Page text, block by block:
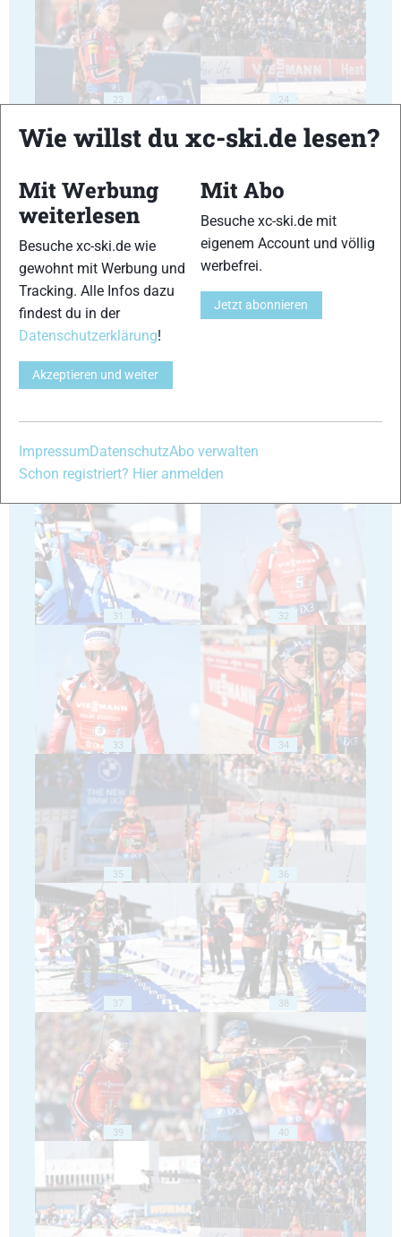
23 24
26
31 32
33 34
35 36
37 38
39 40
Wie willst du xc-ski.de lesen?
Mit Werbung
weiterlesen
Besuche xc-ski.de wie
gewohnt mit Werbung und
Tracking. Alle Infos dazu
findest du in der
Datenschutzerklärung!
Akzeptieren und weiter
Mit Abo
Besuche xc-ski.de mit
eigenem Account und völlig
werbefrei.
Jetzt abonnieren
ImpressumDatenschutzAbo verwalten
Schon registriert? Hier anmelden